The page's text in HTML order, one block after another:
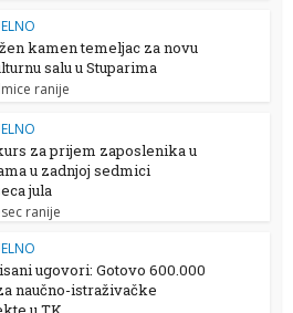
kamen temeljac za novu
salu u Stuparima
ranije
za prijem zaposlenika u
u zadnjoj sedmici
jula
ranije
ugovori: Gotovo 600.000
naučno-istraživačke